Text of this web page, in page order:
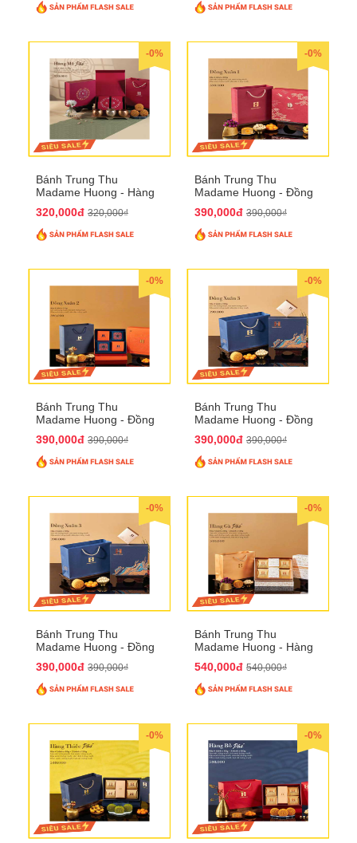
-0%
Bánh Trung Thu
Madame Huong - Hàng
320,000đ 320,000₫
-0%
Bánh Trung Thu
Madame Huong - Đồng
390,000đ 390,000₫
-0%
Bánh Trung Thu
Madame Huong - Đồng
390,000đ 390,000₫
-0%
Bánh Trung Thu
Madame Huong - Đồng
390,000đ 390,000₫
-0%
Bánh Trung Thu
Madame Huong - Đồng
390,000đ 390,000₫
-0%
Bánh Trung Thu
Madame Huong - Hàng
540,000đ 540,000₫
-0% -0%